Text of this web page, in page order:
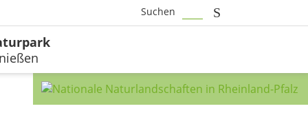
Suchen
Type 2 or more